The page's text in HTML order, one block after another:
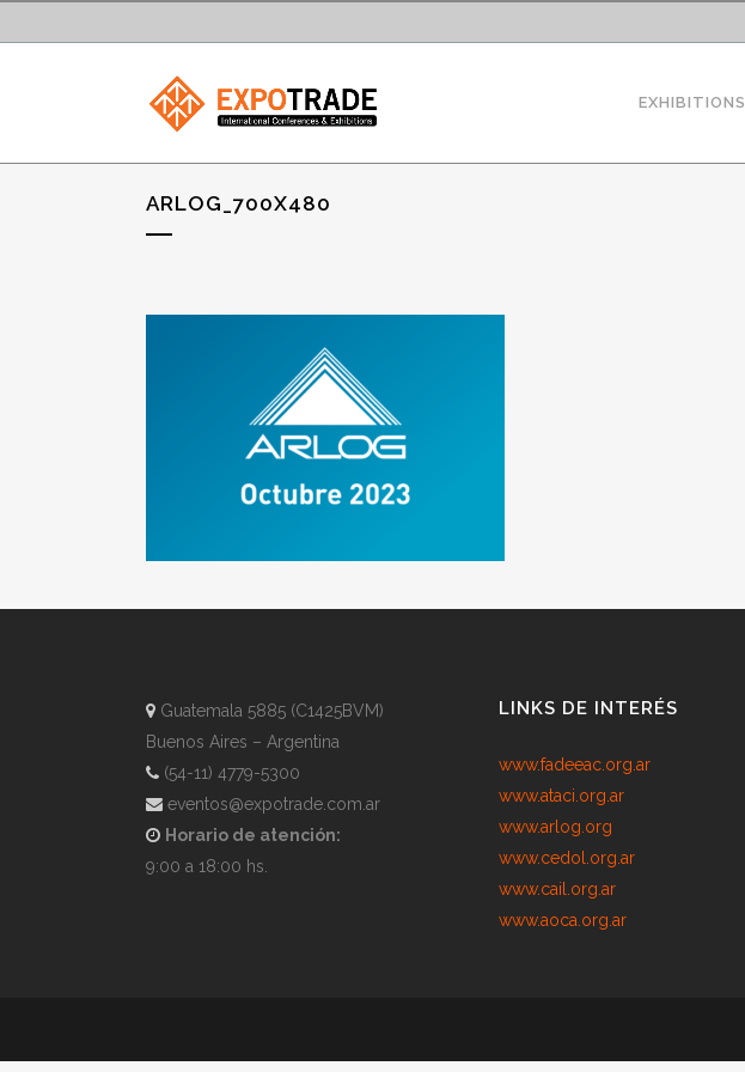
EXHIBITIONS
ARLOG_700X480
Guatemala 5885 (C1425BVM)
Buenos Aires – Argentina
(54-11) 4779-5300
eventos@expotrade.com.ar
Horario de atención:
9:00 a 18:00 hs.
LINKS DE INTERÉS
www.fadeeac.org.ar
www.ataci.org.ar
www.arlog.org
www.cedol.org.ar
www.cail.org.ar
www.aoca.org.ar